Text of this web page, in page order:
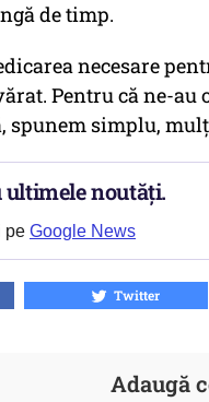
de timp.
necesare
Pentru că ne-
spunem simplu,
noutăți.
pe Google News
Twitter
Adaugă